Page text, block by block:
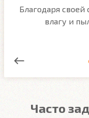
Благодаря
влагу и
Часто